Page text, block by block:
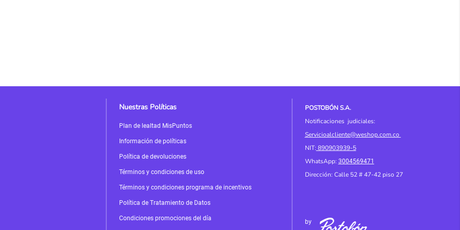
Nuestras Políticas
Plan de lealtad MisPuntos
Información de políticas
Política de devoluciones
Términos y condiciones de uso
Términos y condiciones programa de incentivos
Política de Tratamiento de Datos
Condiciones promociones del día
POSTOBÓN S.A.
Notificaciones judiciales:
Servicioalcliente@weshop.com.co
NIT: 890903939-5
WhatsApp: 3004569471
Dirección: Calle 52 # 47-42 piso 27
by